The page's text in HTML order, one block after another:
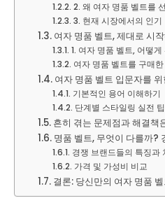
2. 왜 여자 명품 벨트를
3. 현재 시장에서의 인기
여자 명품 벨트, 제대로 시
1. 여자 명품 벨트, 어떻
여자 명품 벨트를 구매
여자 명품 벨트 입문자를
기본적인 용어 이해하기
단계별 스타일링 실전 팁
흔히 겪는 문제점과 해결책
명품 벨트, 무엇이 다를까?
경쟁 브랜드들의 특징과
가격 및 가성비 비교
결론: 당신만의 여자 명품